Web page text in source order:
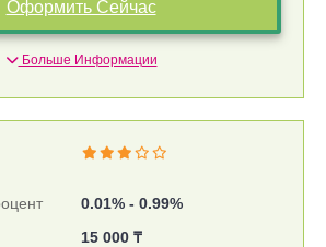
Оформить Сейчас
Больше Информации
0.01% - 0.99%
15 000 ₸